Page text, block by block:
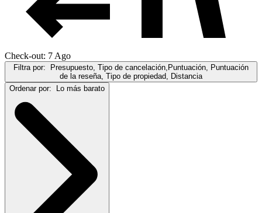
Check-out: 7 Ago
Filtra por:
Presupuesto, Tipo de cancelación,Puntuación, Puntuación
de la reseña, Tipo de propiedad, Distancia
Ordenar por:
Lo más barato